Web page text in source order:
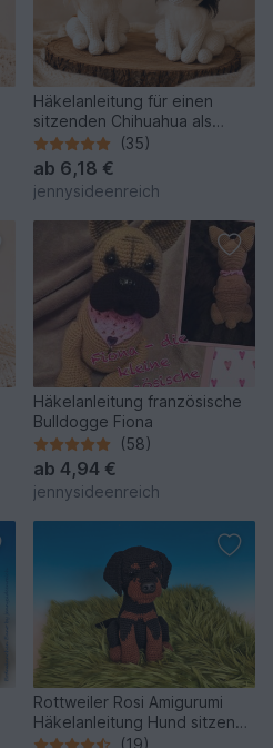
Häkelanleitung für einen
sitzenden Chihuahua als
Amigurumi
(35)
ab 6,18 €
jennysideenreich
Häkelanleitung französische
Bulldogge Fiona
(58)
ab 4,94 €
jennysideenreich
Rottweiler Rosi Amigurumi
Häkelanleitung Hund sitzend
häkeln